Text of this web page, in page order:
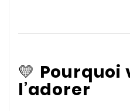
💛 Pourquoi
l’adorer